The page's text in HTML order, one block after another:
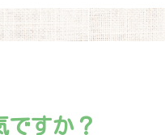
ですか？